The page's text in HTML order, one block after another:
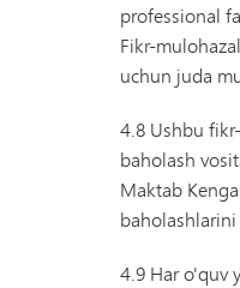
professional
Fikr-
uchun juda
4.8 Ushbu
baholash
Maktab
4.9 Har o'quv